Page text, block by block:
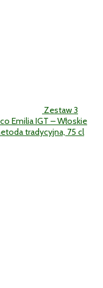
Zestaw 3
Emilia IGT – Włoskie
tradycyjna, 75 cl